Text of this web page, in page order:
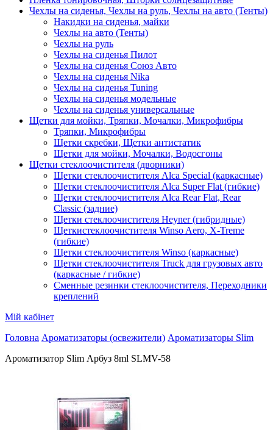
Чехлы на сиденья, Чехлы на руль, Чехлы на авто (Тенты)
Накидки на сиденья, майки
Чехлы на авто (Тенты)
Чехлы на руль
Чехлы на сиденья Пилот
Чехлы на сиденья Союз Авто
Чехлы на сиденья Nika
Чехлы на сиденья Tuning
Чехлы на сиденья модельные
Чехлы на сиденья универсальные
Щетки для мойки, Тряпки, Мочалки, Микрофибры
Тряпки, Микрофибры
Щетки скребки, Щетки антистатик
Щетки для мойки, Мочалки, Водосгоны
Щетки стеклоочистителя (дворники)
Щетки стеклоочистителя Alca Special (каркасные)
Щетки стеклоочистителя Alca Super Flat (гибкие)
Щетки стеклоочистителя Alca Rear Flat, Rear
Classic (задние)
Щетки стеклоочистителя Heyner (гибридные)
Щеткистеклоочистителя Winso Aero, X-Treme
(гибкие)
Щетки стеклоочистителя Winso (каркасные)
Щетки стеклоочистителя Truck для грузовых авто
(каркасные / гибкие)
Сменные резинки стеклоочистителя, Переходники
креплений
Мій кабінет
Головна Ароматизаторы (освежители) Ароматизаторы Slim
Ароматизатор Slim Арбуз 8ml SLMV-58